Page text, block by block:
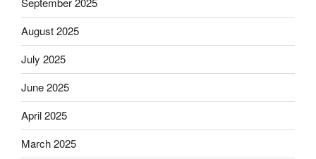
August 2025
July 2025
June 2025
April 2025
March 2025